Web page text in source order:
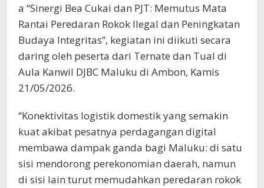
a “Sinergi Bea Cukai dan PJT: Memutus Mata
Rantai Peredaran Rokok Ilegal dan Peningkatan
Budaya Integritas”, kegiatan ini diikuti secara
daring oleh peserta dari Ternate dan Tual di
Aula Kanwil DJBC Maluku di Ambon, Kamis
21/05/2026.
“Konektivitas logistik domestik yang semakin
kuat akibat pesatnya perdagangan digital
membawa dampak ganda bagi Maluku: di satu
sisi mendorong perekonomian daerah, namun
di sisi lain turut memudahkan peredaran rokok